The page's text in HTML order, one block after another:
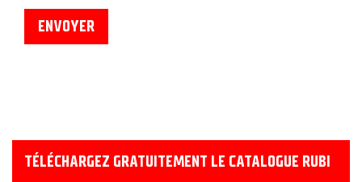
TÉLÉCHARGEZ GRATUITEMENT LE CATALOGUE RUBI